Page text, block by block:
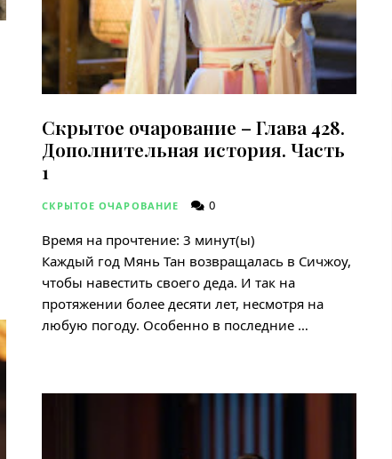
Скрытое очарование – Глава 428.
Дополнительная история. Часть
1
СКРЫТОЕ ОЧАРОВАНИЕ 0
Время на прочтение: 3 минут(ы)
Каждый год Мянь Тан возвращалась в Сичжоу,
чтобы навестить своего деда. И так на
протяжении более десяти лет, несмотря на
любую погоду. Особенно в последние …